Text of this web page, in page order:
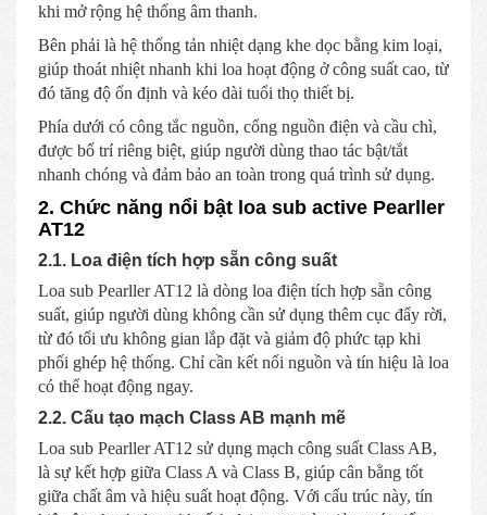
khi mở rộng hệ thống âm thanh.
Bên phải là hệ thống tản nhiệt dạng khe dọc bằng kim loại,
giúp thoát nhiệt nhanh khi loa hoạt động ở công suất cao, từ
đó tăng độ ổn định và kéo dài tuổi thọ thiết bị.
Phía dưới có công tắc nguồn, cổng nguồn điện và cầu chì,
được bố trí riêng biệt, giúp người dùng thao tác bật/tắt
nhanh chóng và đảm bảo an toàn trong quá trình sử dụng.
2. Chức năng nổi bật loa sub active Pearller
AT12
2.1. Loa điện tích hợp sẵn công suất
Loa sub Pearller AT12 là dòng loa điện tích hợp sẵn công
suất, giúp người dùng không cần sử dụng thêm cục đẩy rời,
từ đó tối ưu không gian lắp đặt và giảm độ phức tạp khi
phối ghép hệ thống. Chỉ cần kết nối nguồn và tín hiệu là loa
có thể hoạt động ngay.
2.2. Cấu tạo mạch Class AB mạnh mẽ
Loa sub Pearller AT12 sử dụng mạch công suất Class AB,
là sự kết hợp giữa Class A và Class B, giúp cân bằng tốt
giữa chất âm và hiệu suất hoạt động. Với cấu trúc này, tín